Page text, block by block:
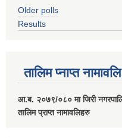
Older polls
Results
तालिम प्नाप्त नामावलि
आ.ब. २०७९/०८० मा जिरी
तालिम प्राप्त नामावलिहरु